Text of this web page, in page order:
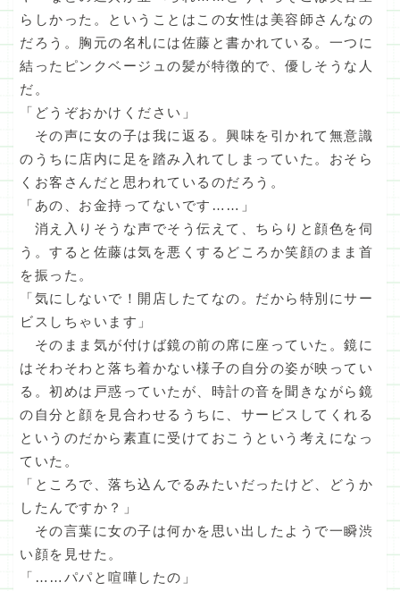
らしかった。ということはこの女性は美容師さんなの
だろう。胸元の名札には佐藤と書かれている。一つに
結ったピンクベージュの髪が特徴的で、優しそうな人
だ。
「どうぞおかけください」
その声に女の子は我に返る。興味を引かれて無意識
のうちに店内に足を踏み入れてしまっていた。おそら
くお客さんだと思われているのだろう。
「あの、お金持ってないです……」
消え入りそうな声でそう伝えて、ちらりと顔色を伺
う。すると佐藤は気を悪くするどころか笑顔のまま首
を振った。
「気にしないで！開店したてなの。だから特別にサー
ビスしちゃいます」
そのまま気が付けば鏡の前の席に座っていた。鏡に
はそわそわと落ち着かない様子の自分の姿が映ってい
る。初めは戸惑っていたが、時計の音を聞きながら鏡
の自分と顔を見合わせるうちに、サービスしてくれる
というのだから素直に受けておこうという考えになっ
ていた。
「ところで、落ち込んでるみたいだったけど、どうか
したんですか？」
その言葉に女の子は何かを思い出したようで一瞬渋
い顔を見せた。
「……パパと喧嘩したの」